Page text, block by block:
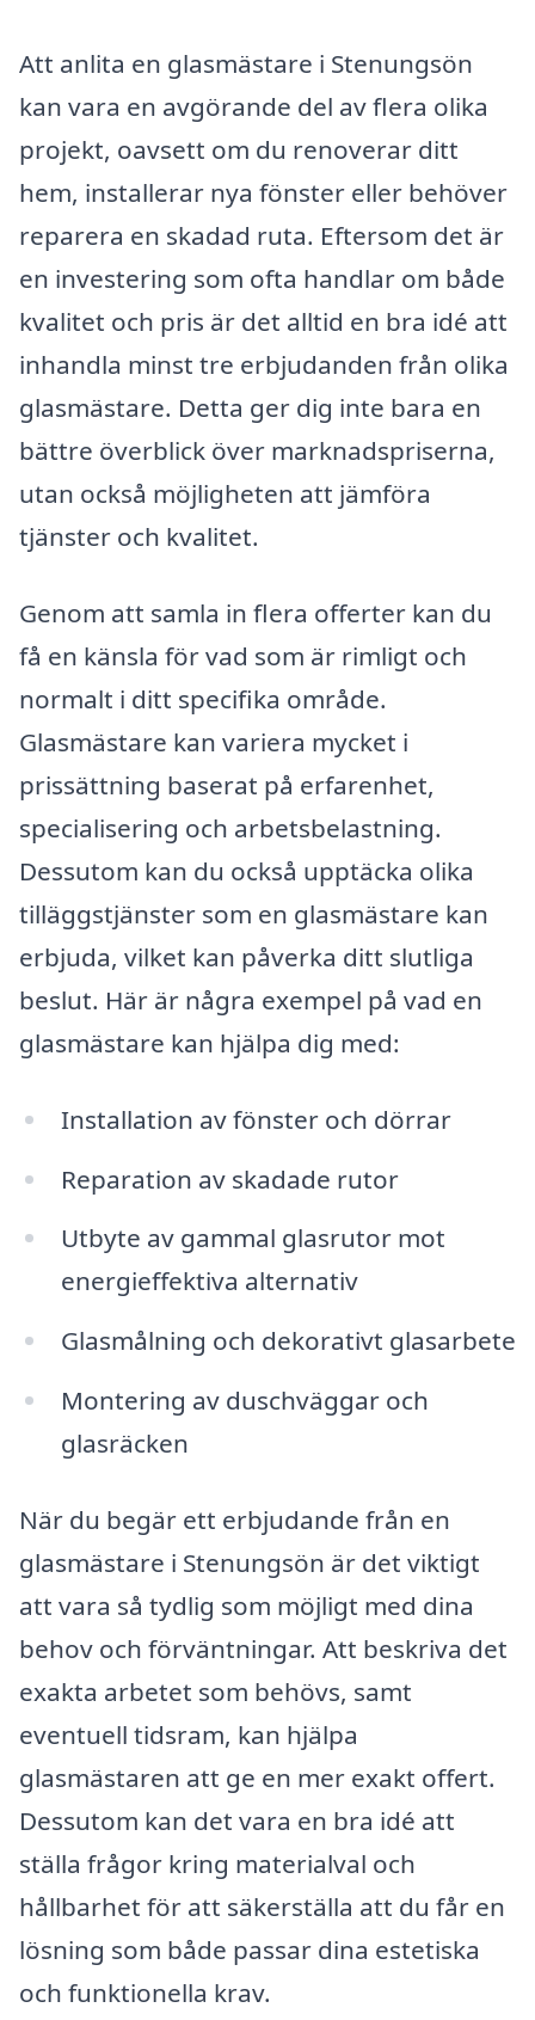
Att anlita en glasmästare i Stenungsön
kan vara en avgörande del av flera olika
projekt, oavsett om du renoverar ditt
hem, installerar nya fönster eller behöver
reparera en skadad ruta. Eftersom det är
en investering som ofta handlar om både
kvalitet och pris är det alltid en bra idé att
inhandla minst tre erbjudanden från olika
glasmästare. Detta ger dig inte bara en
bättre överblick över marknadspriserna,
utan också möjligheten att jämföra
tjänster och kvalitet.
Genom att samla in flera offerter kan du
få en känsla för vad som är rimligt och
normalt i ditt specifika område.
Glasmästare kan variera mycket i
prissättning baserat på erfarenhet,
specialisering och arbetsbelastning.
Dessutom kan du också upptäcka olika
tilläggstjänster som en glasmästare kan
erbjuda, vilket kan påverka ditt slutliga
beslut. Här är några exempel på vad en
glasmästare kan hjälpa dig med:
Installation av fönster och dörrar
Reparation av skadade rutor
Utbyte av gammal glasrutor mot
energieffektiva alternativ
Glasmålning och dekorativt glasarbete
Montering av duschväggar och
glasräcken
När du begär ett erbjudande från en
glasmästare i Stenungsön är det viktigt
att vara så tydlig som möjligt med dina
behov och förväntningar. Att beskriva det
exakta arbetet som behövs, samt
eventuell tidsram, kan hjälpa
glasmästaren att ge en mer exakt offert.
Dessutom kan det vara en bra idé att
ställa frågor kring materialval och
hållbarhet för att säkerställa att du får en
lösning som både passar dina estetiska
och funktionella krav.